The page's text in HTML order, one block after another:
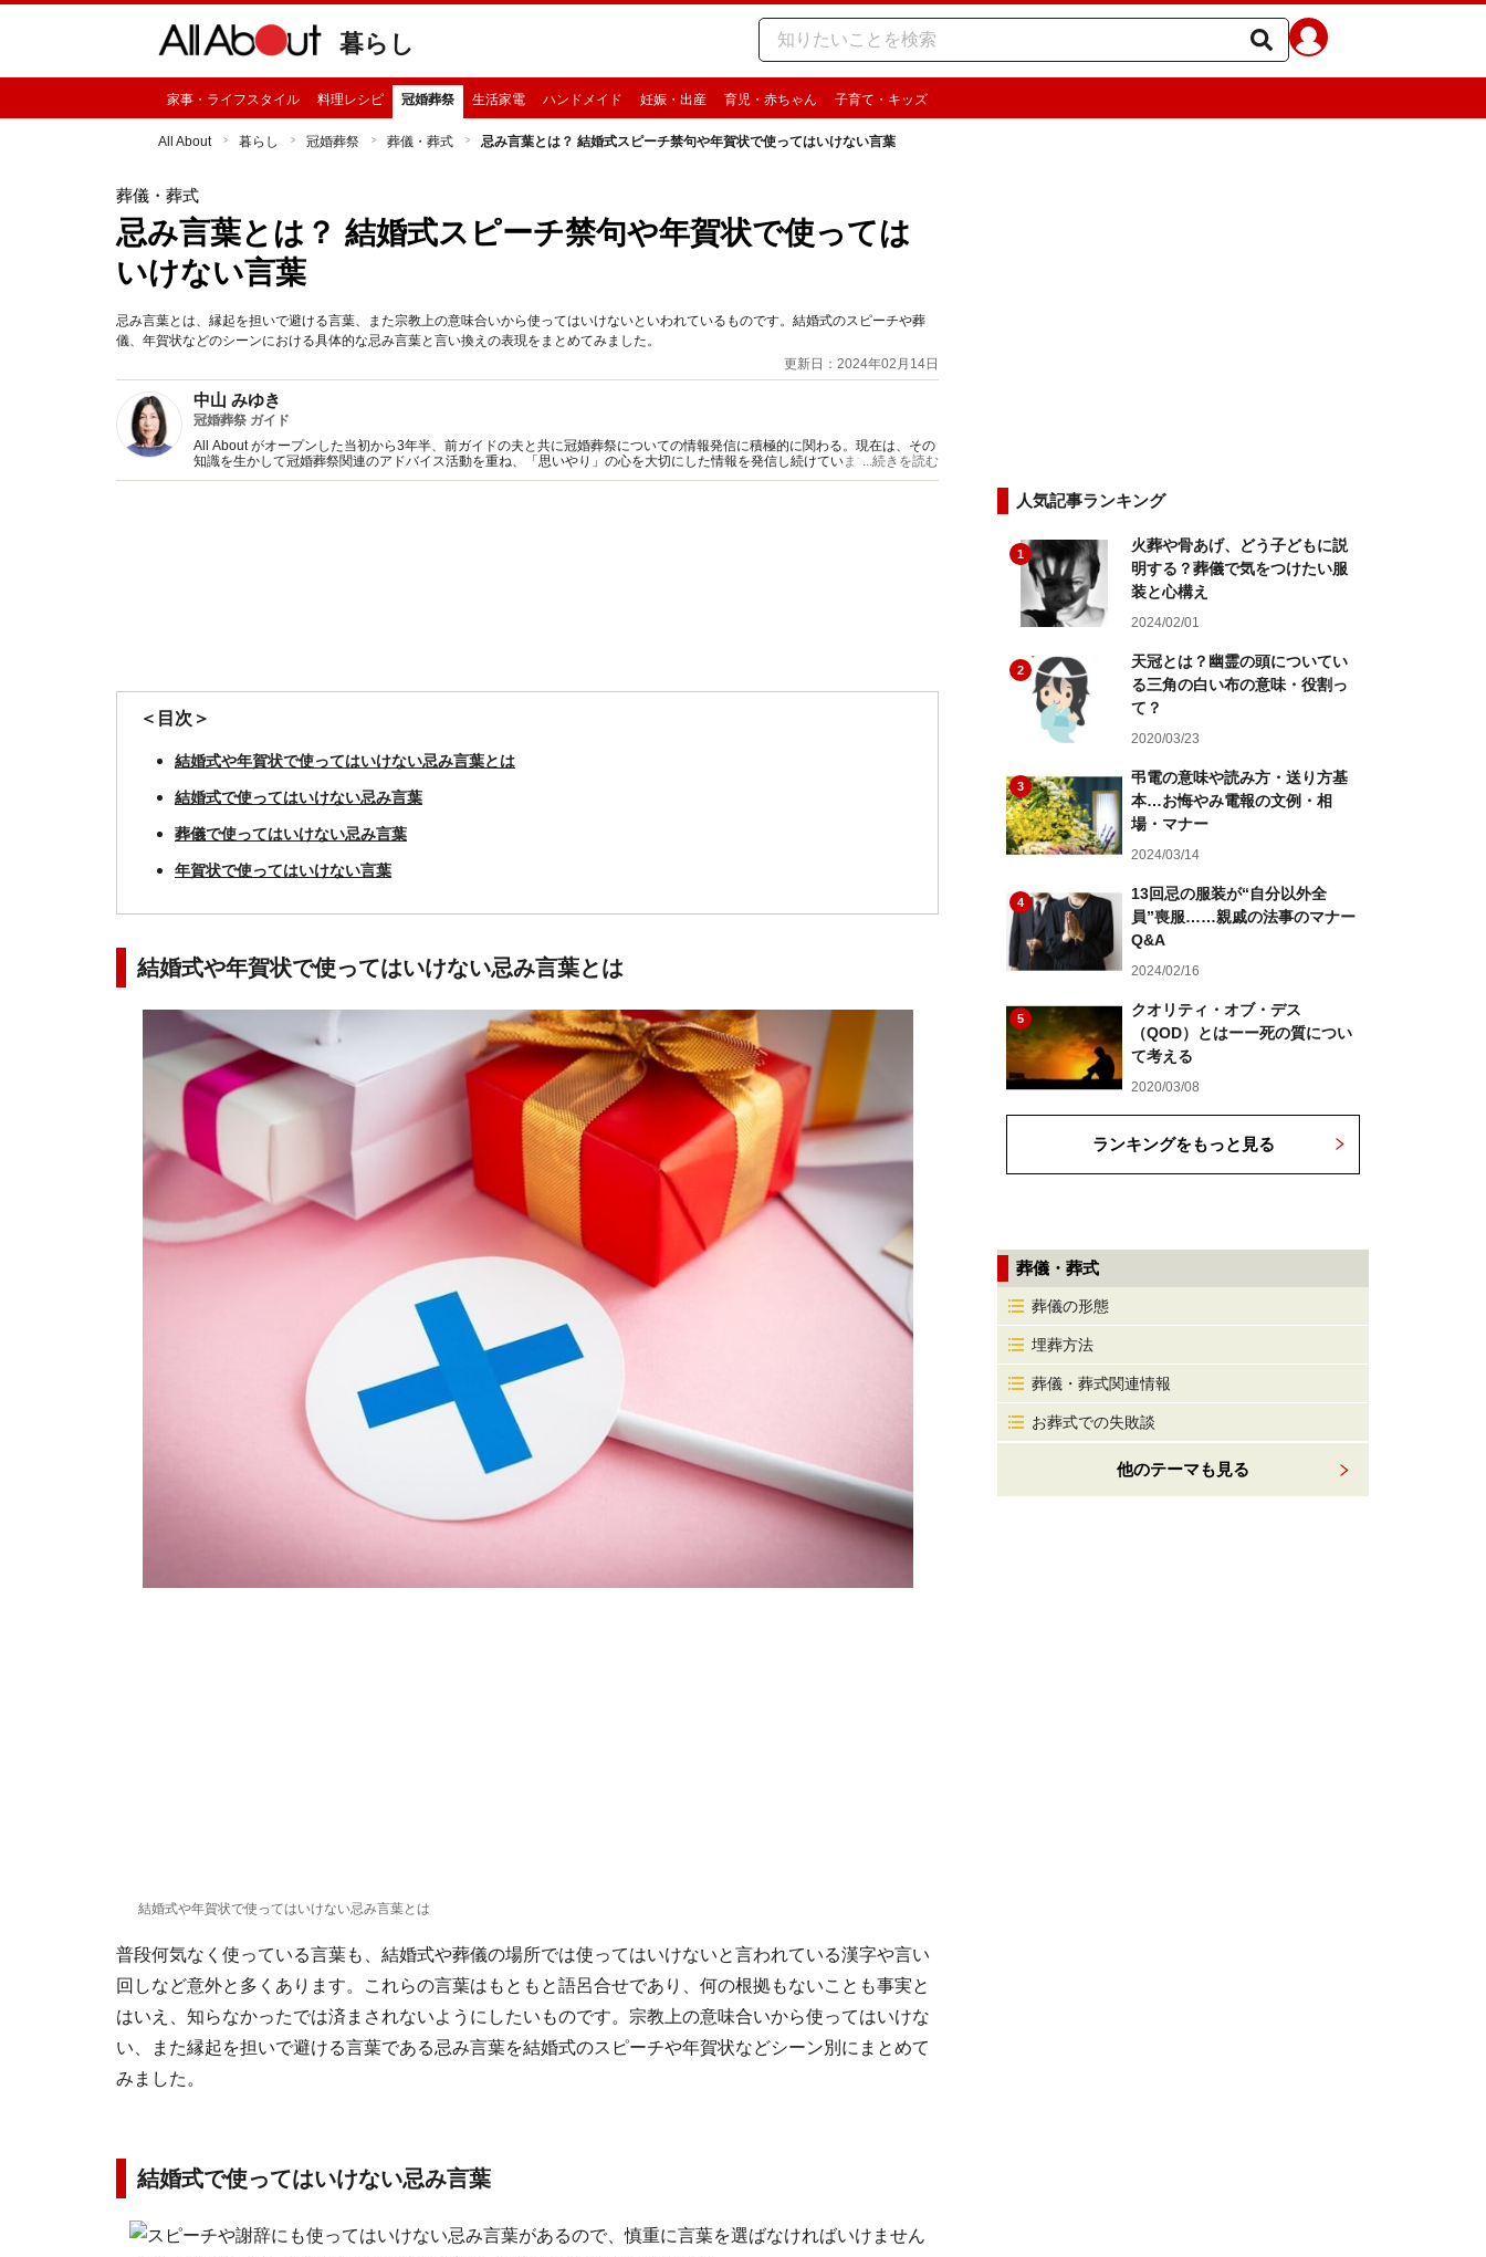
暮らし
家事・ライフスタイル 料理レシピ 冠婚葬祭 生活家電 ハンドメイド 妊娠・出産 育児・赤ちゃん 子育て・キッズ
All About 暮らし 冠婚葬祭 葬儀・葬式 忌み言葉とは？ 結婚式スピーチ禁句や年賀状で使ってはいけない言葉
葬儀・葬式
忌み言葉とは？ 結婚式スピーチ禁句や年賀状で使っては
いけない言葉
忌み言葉とは、縁起を担いで避ける言葉、また宗教上の意味合いから使ってはいけないといわれているものです。結婚式のスピーチや葬
儀、年賀状などのシーンにおける具体的な忌み言葉と言い換えの表現をまとめてみました。
更新日：2024年02月14日
中山 みゆき
冠婚葬祭 ガイド
All About がオープンした当初から3年半、前ガイドの夫と共に冠婚葬祭についての情報発信に積極的に関わる。現在は、その
知識を生かして冠婚葬祭関連のアドバイス活動を重ね、「思いやり」の心を大切にした情報を発信し続けています。...続きを読む
＜目次＞
結婚式や年賀状で使ってはいけない忌み言葉とは
結婚式で使ってはいけない忌み言葉
葬儀で使ってはいけない忌み言葉
年賀状で使ってはいけない言葉
結婚式や年賀状で使ってはいけない忌み言葉とは
結婚式や年賀状で使ってはいけない忌み言葉とは
普段何気なく使っている言葉も、結婚式や葬儀の場所では使ってはいけないと言われている漢字や言い
回しなど意外と多くあります。これらの言葉はもともと語呂合せであり、何の根拠もないことも事実と
はいえ、知らなかったでは済まされないようにしたいものです。宗教上の意味合いから使ってはいけな
い、また縁起を担いで避ける言葉である忌み言葉を結婚式のスピーチや年賀状などシーン別にまとめて
みました。
結婚式で使ってはいけない忌み言葉
人気記事ランキング
1
火葬や骨あげ、どう子どもに説
明する？葬儀で気をつけたい服
装と心構え
2024/02/01
2
天冠とは？幽霊の頭についてい
る三角の白い布の意味・役割っ
て？
2020/03/23
3
弔電の意味や読み方・送り方基
本…お悔やみ電報の文例・相
場・マナー
2024/03/14
4
13回忌の服装が“自分以外全
員”喪服……親戚の法事のマナー
Q&A
2024/02/16
5
クオリティ・オブ・デス
（QOD）とはーー死の質につい
て考える
2020/03/08
ランキングをもっと見る
葬儀・葬式
葬儀の形態
埋葬方法
葬儀・葬式関連情報
お葬式での失敗談
他のテーマも見る